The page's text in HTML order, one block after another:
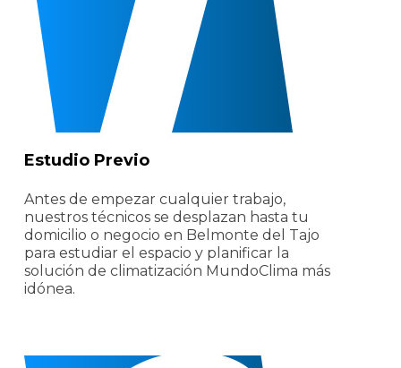
Estudio Previo
Antes de empezar cualquier trabajo,
nuestros técnicos se desplazan hasta tu
domicilio o negocio en Belmonte del Tajo
para estudiar el espacio y planificar la
solución de climatización MundoClima más
idónea.